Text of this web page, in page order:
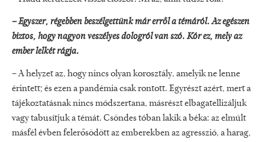
– Egyszer, régebben beszélgettünk már erről a témáról. Az egészen
biztos, hogy nagyon veszélyes dologról van szó. Kór ez, mely az
ember lelkét rágja.
– A helyzet az, hogy nincs olyan korosztály, amelyik ne lenne
érintett; és ezen a pandémia csak rontott. Egyrészt azért, mert a
tájékoztatásnak nincs módszertana, másrészt elbagatellizáljuk
vagy tabusítjuk a témát. Csöndes tóban lakik a béka: az elmúlt
másfél évben felerősödött az emberekben az agresszió, a harag,